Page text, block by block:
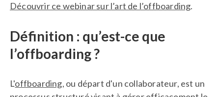
Découvrir ce webinar sur l’art de l’offboarding.
Définition : qu’est-ce que
l’offboarding ?
L'offboarding, ou départ d'un collaborateur, est un